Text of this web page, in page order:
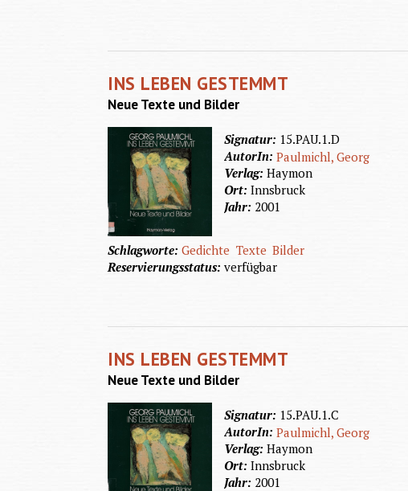
INS LEBEN GESTEMMT
Neue Texte und Bilder
Signatur: 15.PAU.1.D
AutorIn:Paulmichl, Georg
Verlag:Haymon
Ort:Innsbruck
Jahr: 2001
Schlagworte:Gedichte Texte Bilder
Reservierungsstatus:verfügbar
INS LEBEN GESTEMMT
Neue Texte und Bilder
Signatur: 15.PAU.1.C
AutorIn:Paulmichl, Georg
Verlag:Haymon
Ort:Innsbruck
Jahr: 2001